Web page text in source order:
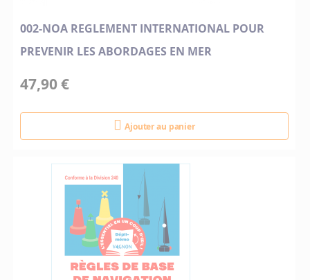
002-NOA REGLEMENT INTERNATIONAL POUR
PREVENIR LES ABORDAGES EN MER
47,90 €
Ajouter au panier